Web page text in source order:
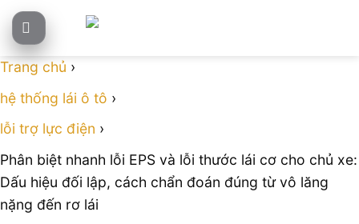
Skip
to
Trang chủ ›
hệ thống lái ô tô ›
lỗi trợ lực điện ›
Phân biệt nhanh lỗi EPS và lỗi thước lái cơ cho chủ xe:
Dấu hiệu đối lập, cách chẩn đoán đúng từ vô lăng
nặng đến rơ lái